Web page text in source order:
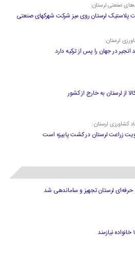
صنعتی لرستان:
لرستان روی میز شرکت شهرکهای صنعتی
لرستان:
انجیر در جهان را پس از ترکیه دارد
کشاورزی لرستان :
زراعت لرستان در کشت پاییزه است